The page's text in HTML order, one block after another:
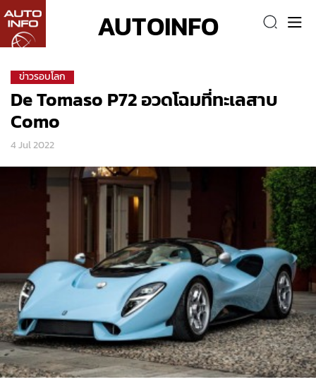
AUTOINFO
ข่าวรอบโลก
De Tomaso P72 อวดโฉมที่ทะเลสาบ
Como
4 Jul 2022